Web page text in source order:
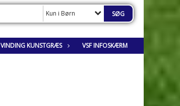
Kun i Børn
VINDING KUNSTGRÆS VSF INFOSKÆRM